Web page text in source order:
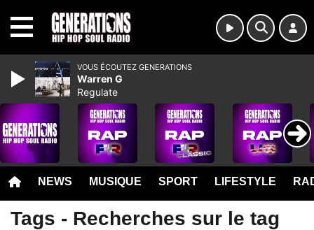
NEWS MUSIQUE SPORT LIFESTYLE
Tags - Recherches sur le tag
VOUS ÉCOUTEZ GENERATIONS
Warren G
Regulate